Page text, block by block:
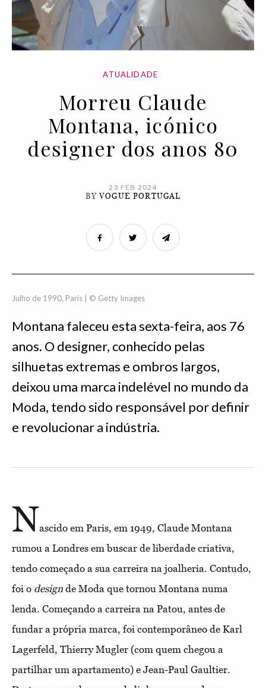
ATUALIDADE
Morreu Claude
Montana, icónico
designer dos anos 80
23 FEB 2024
BYVOGUE PORTUGAL
Julho de 1990, Paris | © Getty Images
Montana faleceu esta sexta-feira, aos 76
anos. O designer, conhecido pelas
silhuetas extremas e ombros largos,
deixou uma marca indelével no mundo da
Moda, tendo sido responsável por definir
e revolucionar a indústria.
Nascido em Paris, em 1949, Claude Montana
rumou a Londres em buscar de liberdade criativa,
tendo começado a sua carreira na joalheria. Contudo,
foi o design de Moda que tornou Montana numa
lenda. Começando a carreira na Patou, antes de
fundar a própria marca, foi contemporâneo de Karl
Lagerfeld, Thierry Mugler (com quem chegou a
partilhar um apartamento) e Jean-Paul Gaultier.